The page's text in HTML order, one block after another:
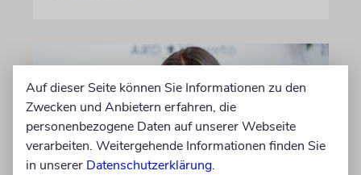
Auf dieser Seite können Sie Informationen zu den
Zwecken und Anbietern erfahren, die
personenbezogene Daten auf unserer Webseite
verarbeiten. Weitergehende Informationen finden Sie
in unserer Datenschutzerklärung.